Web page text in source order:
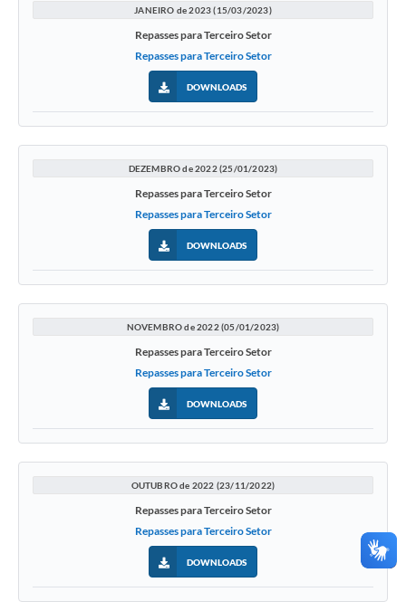
JANEIRO de 2023 (15/03/2023)
Repasses para Terceiro Setor
Repasses para Terceiro Setor
DOWNLOADS
DEZEMBRO de 2022 (25/01/2023)
Repasses para Terceiro Setor
Repasses para Terceiro Setor
DOWNLOADS
NOVEMBRO de 2022 (05/01/2023)
Repasses para Terceiro Setor
Repasses para Terceiro Setor
DOWNLOADS
OUTUBRO de 2022 (23/11/2022)
Repasses para Terceiro Setor
Repasses para Terceiro Setor
DOWNLOADS